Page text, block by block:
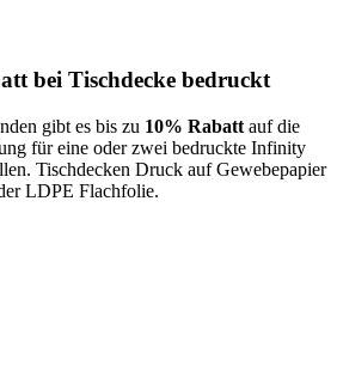
bei Tischdecke bedruckt
gibt es bis zu 10% Rabatt auf die
für eine oder zwei bedruckte Infinity
Tischdecken Druck auf Gewebepapier
LDPE Flachfolie.